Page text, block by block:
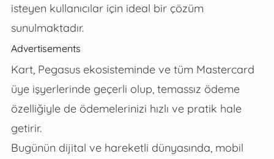
isteyen kullanıcılar için ideal bir çözüm
sunulmaktadır.
Advertisements
Kart, Pegasus ekosisteminde ve tüm Mastercard
üye işyerlerinde geçerli olup, temassız ödeme
özelliğiyle de ödemelerinizi hızlı ve pratik hale
getirir.
Bugünün dijital ve hareketli dünyasında, mobil